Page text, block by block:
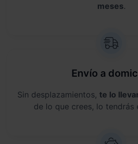
meses.
Envío a
Sin desplazamientos, te lo
de lo que crees, lo tendrás